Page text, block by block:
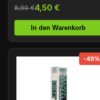
8,90 €4,50 €
In den Warenkorb
-49%